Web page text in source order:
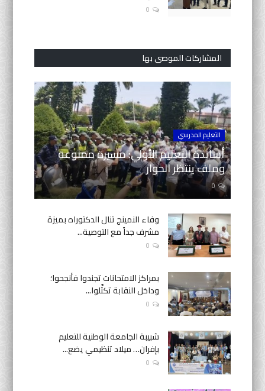
0
المشاركات الموصى بها
التعليم المدرسي
أساتذة التعليم الأولي: مسيرة ممنوعة
وملف ينتظر الحوار
0
وفاء النمينج تنال الدكتوراه بميزة
مشرف جداً مع التوصية...
0
بمراكز الامتحانات تجندوا فأنجحوا؛
وداخل النقابة تكثّلوا...
0
شبيبة الجامعة الوطنية للتعليم
بإفران… ميلاد تنظيمي يضع...
0